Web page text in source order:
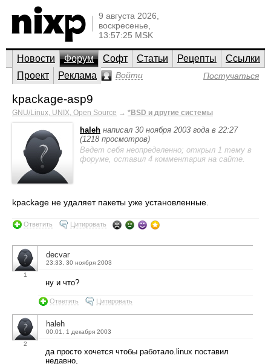
9 августа 2026,
воскресенье,
13:57:25 MSK
Новости Форум Софт Статьи Рецепты
Ссылки
Проект
Реклама Войти Постучаться
kpackage-asp9
GNU/Linux, UNIX, Open Source → *BSD и другие системы
haleh написал 30 ноября 2003 года в 22:27
(1218 просмотров)
Ведет себя неопределенно; открыл 1 тему в
форуме, оставил 4 комментария на сайте.
kpackage не удаляет пакеты уже установленные.
Ответить Цитировать
1
decvar
23:33, 30 ноября 2003
ну и что?
Ответить Цитировать
2
haleh
00:01, 1 декабря 2003
да просто хочется чтобы работало.linux поставил
недавно,